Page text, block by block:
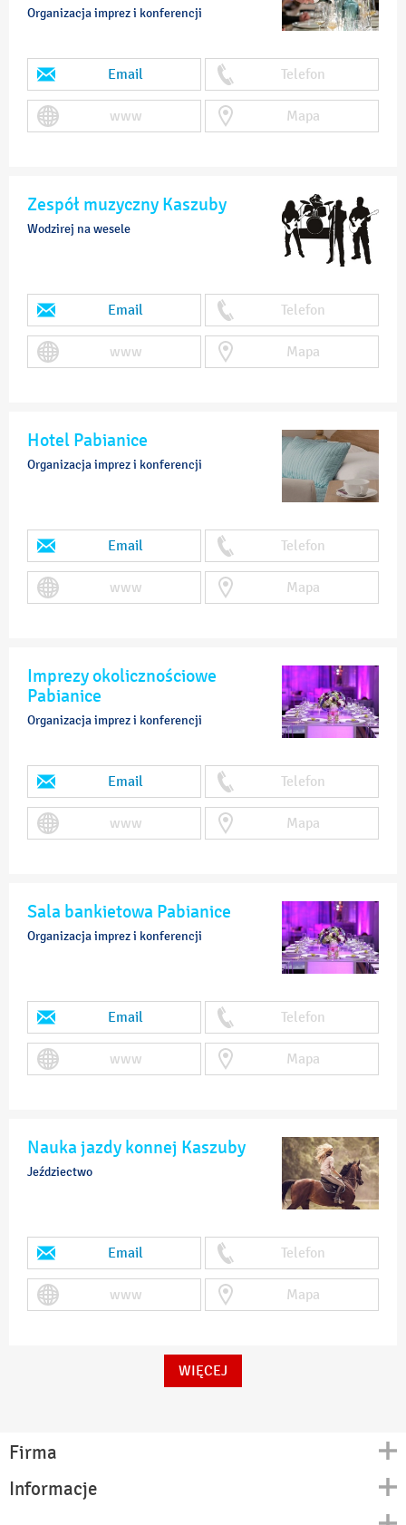
Organizacja imprez i konferencji
Email Telefon
www Mapa
Zespół muzyczny Kaszuby
Wodzirej na wesele
Email Telefon
www Mapa
Hotel Pabianice
Organizacja imprez i konferencji
Email Telefon
www Mapa
Imprezy okolicznościowe
Pabianice
Organizacja imprez i konferencji
Email Telefon
www Mapa
Sala bankietowa Pabianice
Organizacja imprez i konferencji
Email Telefon
www Mapa
Nauka jazdy konnej Kaszuby
Jeździectwo
Email Telefon
www Mapa
WIĘCEJ
Firma
Kontakt
Informacje